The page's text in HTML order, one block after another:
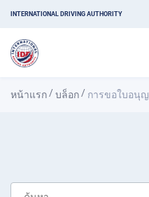
INTERNATIONAL DRIVING AUTHORITY
หน้าแรก /บล็อก / การขอใบอนุ